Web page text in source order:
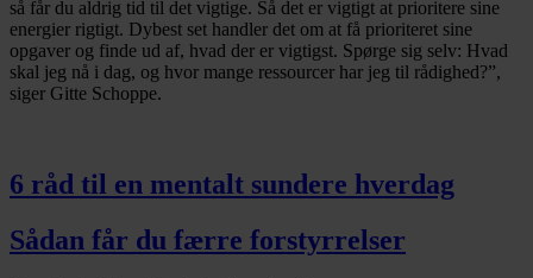
så får du aldrig tid til det vigtige. Så det er vigtigt at prioritere sine
energier rigtigt. Dybest set handler det om at få prioriteret sine
opgaver og finde ud af, hvad der er vigtigst. Spørge sig selv: Hvad
skal jeg nå i dag, og hvor mange ressourcer har jeg til rådighed?”,
siger Gitte Schoppe.
6 råd til en mentalt sundere hverdag
Sådan får du færre forstyrrelser